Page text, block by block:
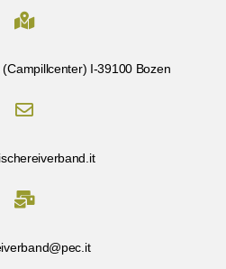
I-39100 Bozen